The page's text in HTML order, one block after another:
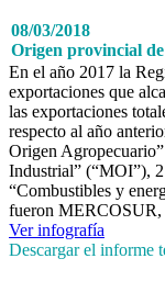
08/03/2018
Origen provincial
En el año 2017 la
exportaciones que
las exportaciones
respecto al año
Origen
Industrial” (“MOI”),
“Combustibles y
fueron
Ver infografía
Descargar el informe